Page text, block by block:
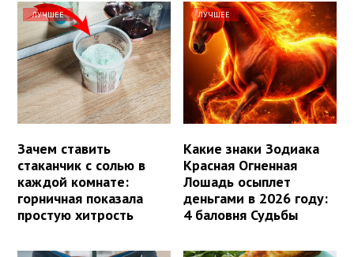
ЛУЧШЕЕ
Зачем ставить
стаканчик с солью в
каждой комнате:
горничная показала
простую хитрость
ЛУЧШЕЕ
Какие знаки Зодиака
Красная Огненная
Лошадь осыплет
деньгами в 2026 году:
4 баловня Судьбы